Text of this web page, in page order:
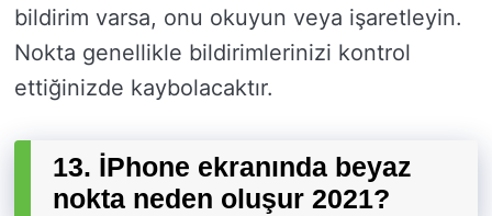
bildirim varsa, onu okuyun veya işaretleyin.
Nokta genellikle bildirimlerinizi kontrol
ettiğinizde kaybolacaktır.
13. İPhone ekranında beyaz
nokta neden oluşur 2021?